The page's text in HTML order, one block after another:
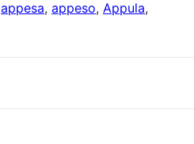
appesa, appeso, Appula,